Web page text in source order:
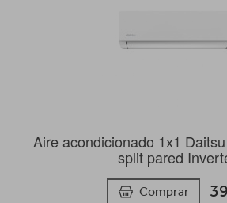
Aire acondicionado 1x1
split pared
Comprar